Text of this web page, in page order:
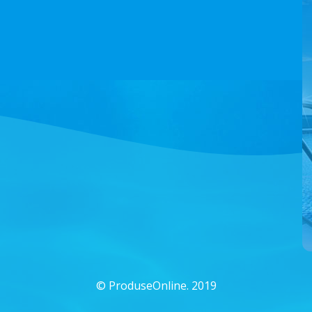
© ProduseOnline. 2019